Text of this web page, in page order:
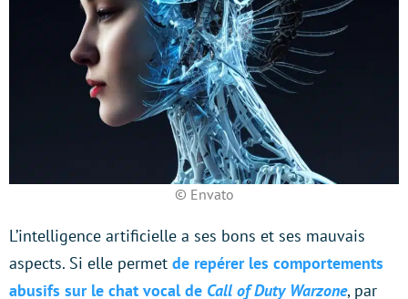
© Envato
L’intelligence artificielle a ses bons et ses mauvais
aspects. Si elle permet de repérer les comportements
abusifs sur le chat vocal de Call of Duty Warzone, par